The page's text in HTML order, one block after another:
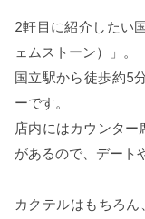
2軒目に紹介したい
ェムストーン）」。
国立駅から徒歩約5
ーです。
店内にはカウンタ
があるので、デート
カクテルはもちろ